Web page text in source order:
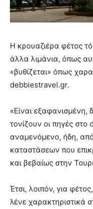
Η κρουαζιέρα φέτος
άλλα λιμάνια, όπως
«βυθίζεται» όπως
debbiestravel.gr.
«Είναι εξαφανισμένη,
τονίζουν οι πηγές
αναμενόμενο, ήδη,
καταστάσεων που
και βεβαίως στην
Έτσι, λοιπόν, για
λένε χαρακτηριστικά